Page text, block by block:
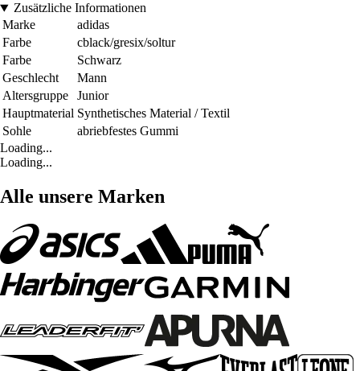
Zusätzliche Informationen
Marke
adidas
Farbe
cblack/gresix/soltur
Farbe
Schwarz
Geschlecht
Mann
Altersgruppe
Junior
Hauptmaterial Synthetisches Material / Textil
Sohle
abriebfestes Gummi
Loading...
Loading...
Alle unsere Marken